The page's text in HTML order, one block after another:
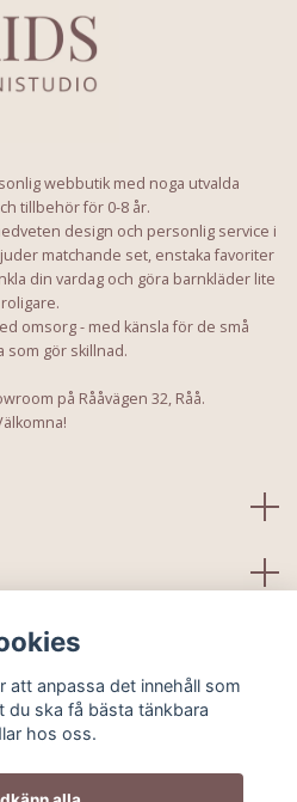
webbutik med noga utvalda
tillbehör för 0-8 år.
design och personlig service i
matchande set, enstaka favoriter
din vardag och göra barnkläder lite
roligare.
omsorg - med känsla för de små
som gör skillnad.
på Rååvägen 32, Råå.
att anpassa det innehåll som
ska få bästa tänkbara
hos oss.